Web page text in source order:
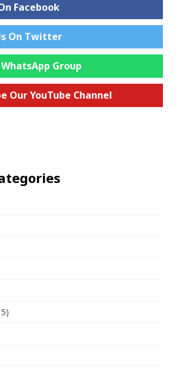
Facebook
On Twitter
Group
Our YouTube Channel